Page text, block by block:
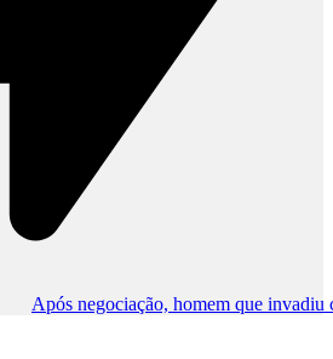
Após negociação, homem que invadiu